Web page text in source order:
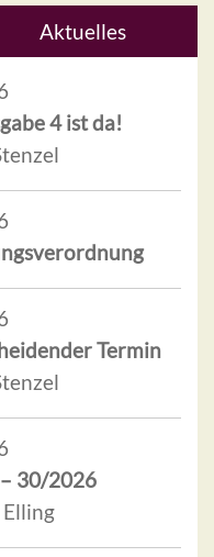
Aktuelles
4 ist da!
Termin
30/2026